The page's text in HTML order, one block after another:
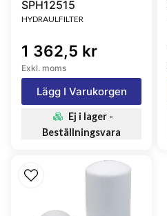
SPH12515
HYDRAULFILTER
1 362,5 kr
Exkl. moms
Lägg I Varukorgen
Ej i lager -
Beställningsvara